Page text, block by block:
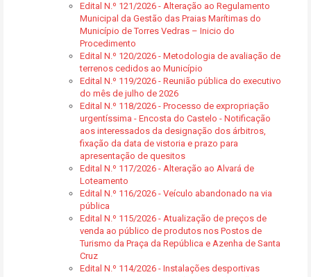
Edital N.º 121/2026 - Alteração ao Regulamento
Municipal da Gestão das Praias Marítimas do
Município de Torres Vedras – Inicio do
Procedimento
Edital N.º 120/2026 - Metodologia de avaliação de
terrenos cedidos ao Município
Edital N.º 119/2026 - Reunião pública do executivo
do mês de julho de 2026
Edital N.º 118/2026 - Processo de expropriação
urgentíssima - Encosta do Castelo - Notificação
aos interessados da designação dos árbitros,
fixação da data de vistoria e prazo para
apresentação de quesitos
Edital N.º 117/2026 - Alteração ao Alvará de
Loteamento
Edital N.º 116/2026 - Veículo abandonado na via
pública
Edital N.º 115/2026 - Atualização de preços de
venda ao público de produtos nos Postos de
Turismo da Praça da República e Azenha de Santa
Cruz
Edital N.º 114/2026 - Instalações desportivas